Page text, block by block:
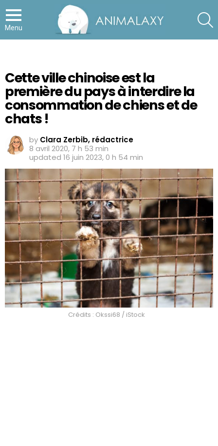
Menu
Cette ville chinoise est la
première du pays à interdire la
consommation de chiens et de
chats !
by Clara Zerbib, rédactrice
8 avril 2020, 7 h 53 min
updated 16 juin 2023, 0 h 54 min
Crédits : Okssi68 / iStock